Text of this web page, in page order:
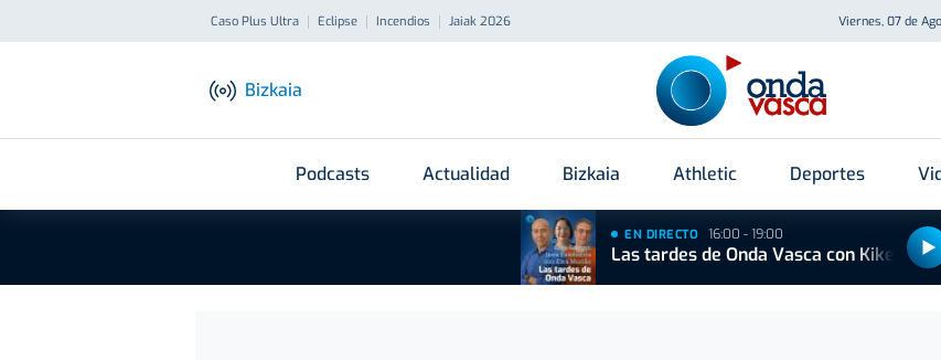
Caso Plus Ultra Eclipse Incendios Jaiak 2026 Viernes, 07 de
Bizkaia
Podcasts Actualidad Bizkaia Athletic Deportes
EN DIRECTO 16:00 - 19:00
Las tardes de Onda Vasca con Kike